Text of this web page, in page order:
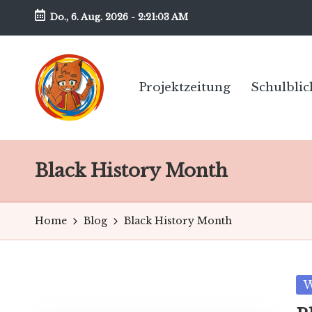
Skip
content
Do., 6. Aug. 2026 - 2:21:03 AM
B
w
G
-
am
Projektzeitung
Black History Month
Home Blog Black History Month